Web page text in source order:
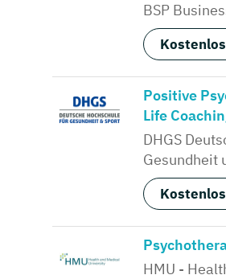
BSP
Positive
Life
DHGS
Gesundheit
HMU -